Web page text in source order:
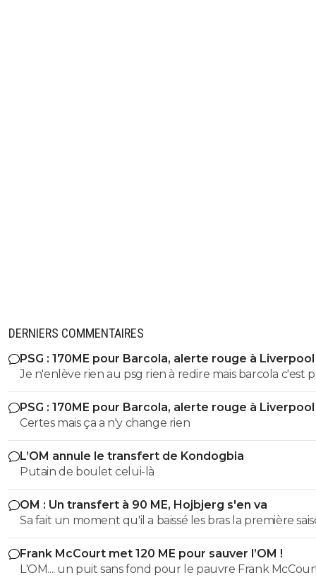
DERNIERS COMMENTAIRES
PSG : 170ME pour Barcola, alerte rouge à Liverpool
Je n'enlève rien au psg rien à redire mais barcola c'est
plus de 80-100 hors bonus faut arrêter c'est pas kvara
Mbappé Dembelé haaland
PSG : 170ME pour Barcola, alerte rouge à Liverpool
Certes mais ça a n'y change rien
L’OM annule le transfert de Kondogbia
Putain de boulet celui-là
OM : Un transfert à 90 ME, Hojbjerg s'en va
Sa fait un moment qu'il a baissé les bras la première
etait top mais depuis quelques match etait en dessus.
et bon vent a lui pour le reste de sa carrière ...
Frank McCourt met 120 ME pour sauver l’OM !
L'OM.... un puit sans fond pour le pauvre Frank